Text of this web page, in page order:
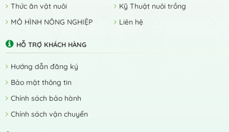
Thức ăn vật nuôi
Kỹ Thuật nuôi trồng
MÔ HÌNH NÔNG NGHIỆP
Liên hệ
HỖ TRỢ KHÁCH HÀNG
Hướng dẫn đăng ký
Bảo mật thông tin
Chính sách bảo hành
Chính sách vận chuyển